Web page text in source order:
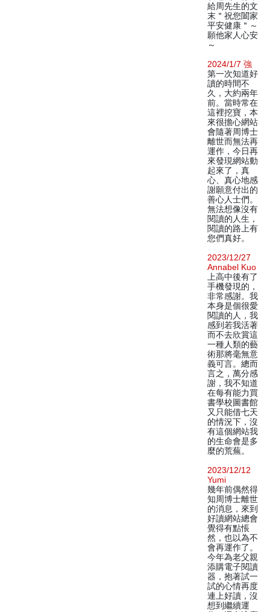
給周先生的文
末＂祝您闔家
平安健康＂～
願他家人心安
～
2024/1/7 強
第一次知道好
讀的時間不
久，大約兩年
前。當時常在
這裡挖寶，本
來很擔心網站
會隨著周博士
離世而無法再
運作，今日再
來發現網站動
起來了，真
心、真心地感
謝願意付出的
善心人士們。
無法想像沒有
閱讀的人生，
閱讀的路上有
您們真好。
2023/12/27
Annabel Kuo
上高中後有了
手機發現的，
非常感謝。我
本身是個很愛
閱讀的人，我
感到若我活著
而不去欣賞這
一種人類的藝
術那將毫無意
義可言。總而
言之，萬分感
謝，我不知道
在每有能力買
書學校圖書館
又只能借七天
的情況下，沒
有這個網站我
的生命會是多
麼的荒蕪。
2023/12/12
Yumi
幾年前偶然得
知周博士離世
的消息，來到
好讀網站總會
覺得有點悵
然，也以為不
會再運作了。
今年為老父親
添購電子閱讀
器，抱著試一
試的心情再度
連上好讀，沒
想到繼續運